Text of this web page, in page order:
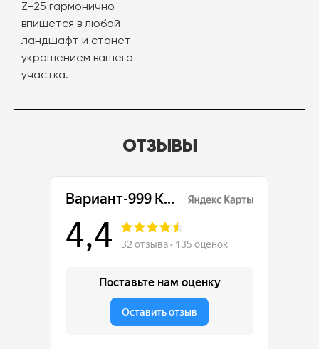
Z-25 гармонично
впишется в любой
ландшафт и станет
украшением вашего
участка.
ОТЗЫВЫ